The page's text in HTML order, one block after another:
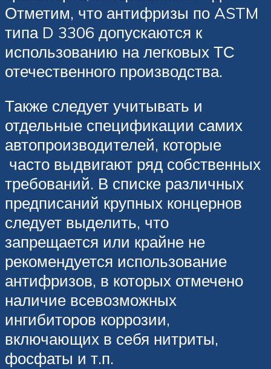
Отметим, что антифризы по ASTM
типа D 3306 допускаются к
использованию на легковых ТС
отечественного производства.
Также следует учитывать и
отдельные спецификации самих
автопроизводителей, которые
часто выдвигают ряд собственных
требований. В списке различных
предписаний крупных концернов
следует выделить, что
запрещается или крайне не
рекомендуется использование
антифризов, в которых отмечено
наличие всевозможных
ингибиторов коррозии,
включающих в себя нитриты,
фосфаты и т.п.